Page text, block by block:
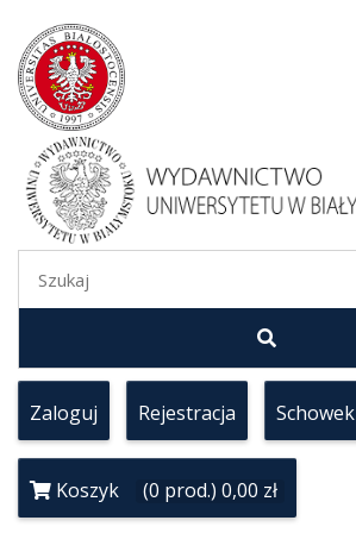
Zaloguj Rejestracja Schowek
Koszyk (0 prod.) 0,00 zł